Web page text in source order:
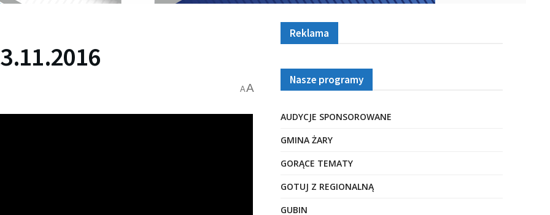
AA
Reklama
Nasze programy
AUDYCJE SPONSOROWANE
GMINA ŻARY
GORĄCE TEMATY
GOTUJ Z REGIONALNĄ
GUBIN